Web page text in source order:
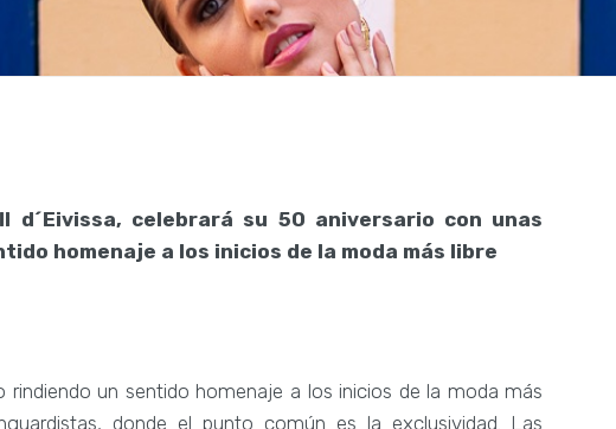
d´Eivissa, celebrará su 50 aniversario con unas
homenaje a los inicios de la moda más libre
rindiendo un sentido homenaje a los inicios de la moda más
donde el punto común es la exclusividad. Las